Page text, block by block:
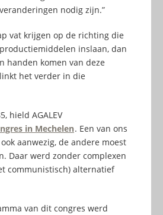
nodig zijn.”
vat krijgen op de richting die
inslaan, dan
handen komen van deze
het verder in die
hield AGALEV
in Mechelen. Een van ons
aanwezig, de andere moest
Daar werd zonder complexen
communistisch) alternatief
van dit congres werd